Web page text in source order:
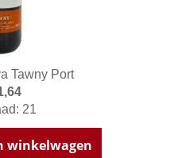
Tawny Port
21
winkelwagen